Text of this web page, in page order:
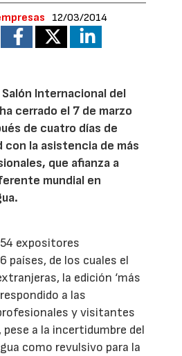
12/03/2014
Internacional del
cerrado el 7 de marzo
de cuatro días de
la asistencia de más
que afianza a
mundial en
expositores
países, de los cuales el
la edición ‘más
a las
y visitantes
a la incertidumbre del
como revulsivo para la